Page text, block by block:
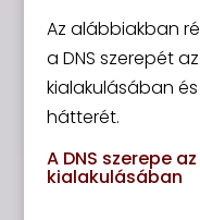
Az alábbiakban
a DNS szerepét
kialakulásában
hátterét.
A DNS szerepe
kialakulásában